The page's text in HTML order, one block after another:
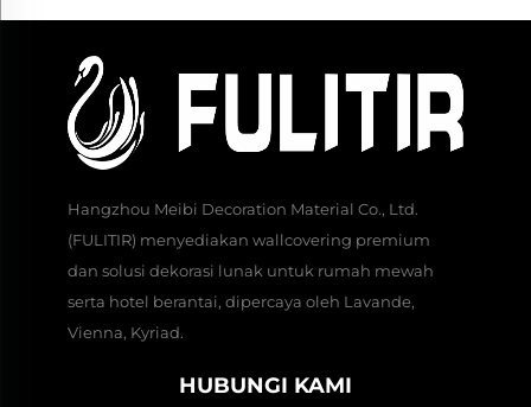
Hangzhou Meibi Decoration Material Co., Ltd.
(FULITIR) menyediakan wallcovering premium
dan solusi dekorasi lunak untuk rumah mewah
serta hotel berantai, dipercaya oleh Lavande,
Vienna, Kyriad.
HUBUNGI KAMI